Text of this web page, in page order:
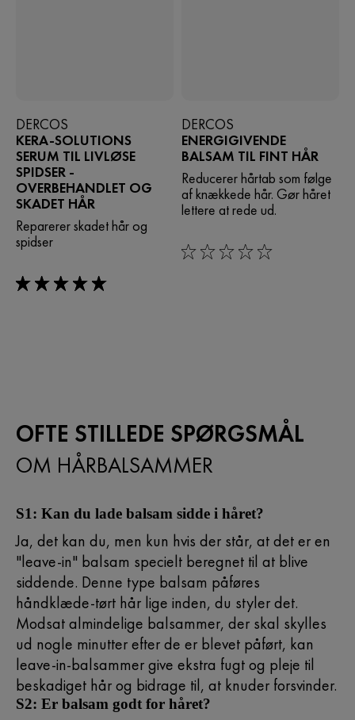
DERCOS
KERA-SOLUTIONS
SERUM TIL LIVLØSE
SPIDSER -
OVERBEHANDLET OG
SKADET HÅR
Reparerer skadet hår og
spidser
5/5
DERCOS
ENERGIGIVENDE
BALSAM TIL FINT HÅR
Reducerer hårtab som følge
af knækkede hår. Gør håret
lettere at rede ud.
0/5
OFTE STILLEDE SPØRGSMÅL
OM HÅRBALSAMMER
S1: Kan du lade balsam sidde i håret?
Ja, det kan du, men kun hvis der står, at det er en
"leave-in" balsam specielt beregnet til at blive
siddende. Denne type balsam påføres
håndklæde-tørt hår lige inden, du styler det.
Modsat almindelige balsammer, der skal skylles
ud nogle minutter efter de er blevet påført, kan
leave-in-balsammer give ekstra fugt og pleje til
beskadiget hår og bidrage til, at knuder forsvinder.
S2: Er balsam godt for håret?